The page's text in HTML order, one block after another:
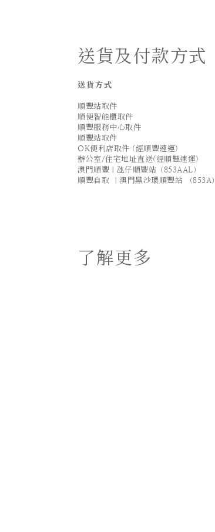
送貨及付款方式
送貨方式
順豐站取件
順便智能櫃取件
順豐服務中心取件
順豐站取件
OK便利店取件 (經順豐速運)
辦公室/住宅地址直送(經順豐速運)
澳門順豐｜氹仔順豐站（853AAL）
順豐自取 ｜澳門黑沙環順豐站 （853A）
了解更多